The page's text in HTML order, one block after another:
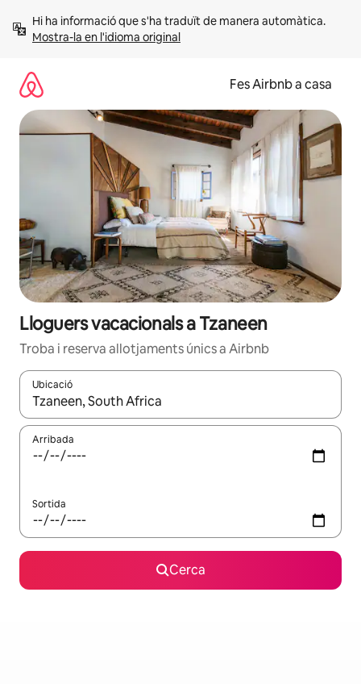
Mostra-la en l'idioma original
Fes Airbnb a casa
Lloguers vacacionals a Tzaneen
Troba i reserva allotjaments únics a Airbnb
Ubicació
Quan els resultats estiguin disponibles, podràs navegar-hi a
Arribada
Sortida
Cerca